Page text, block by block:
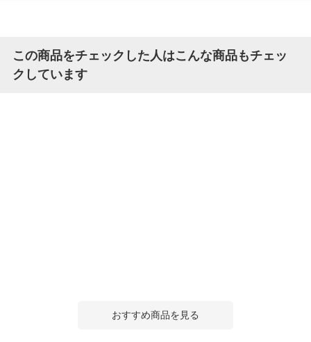
この商品をチェックした人はこんな商品もチェッ
クしています
おすすめ商品を見る